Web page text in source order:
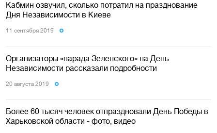
Кабмин озвучил, сколько потратил на празднование
Дня Независимости в Киеве
11 сентября 2019
Организаторы «парада Зеленского» на День
Независимости рассказали подробности
20 августа 2019
Более 60 тысяч человек отпраздновали День Победы в
Харьковской области - фото, видео